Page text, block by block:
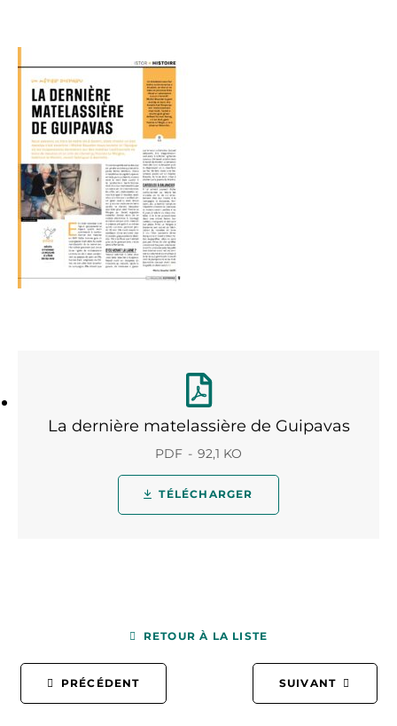
La dernière matelassière de Guipavas
PDF 92,1 KO
TÉLÉCHARGER
PRÉCÉDENT
RETOUR À LA LISTE
SUIVANT